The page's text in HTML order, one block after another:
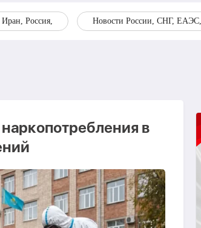
Россия, Новости России, СНГ,
в